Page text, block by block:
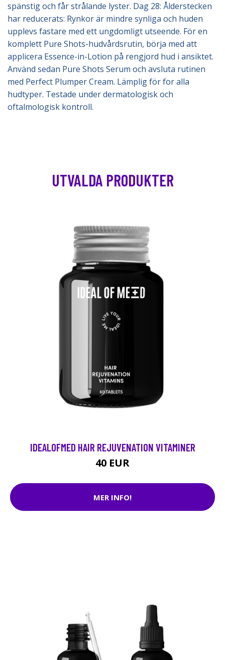
spänstig och får strålande lyster. Dag 28: Ålderstecken
har reducerats: Rynkor är mindre synliga och huden
upplevs fastare med ett ungdomligt utseende. För en
komplett Pure Shots-hudvårdsrutin, börja med att
applicera Essence-in-Lotion på rengjord hud i ansiktet.
Använd sedan Pure Shots Serum och avsluta rutinen
med Perfect Plumper Cream. Lämplig för for alla
hudtyper. Testade under dermatologisk och
oftalmologisk kontroll.
UTVALDA PRODUKTER
IDEALOFMED HAIR REJUVENATION VITAMINER
40 EUR
MER INFO!